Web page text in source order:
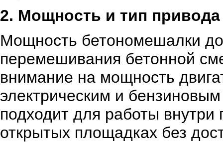
2. Мощность и тип привода
Мощность бетономешалки
перемешивания бетонной
внимание на мощность
электрическим и
подходит для работы
открытых площадках без